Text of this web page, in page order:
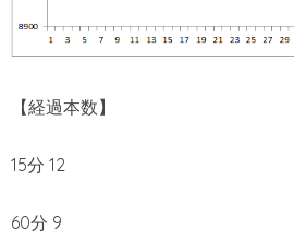
【経過本数】
15分 12
60分 9